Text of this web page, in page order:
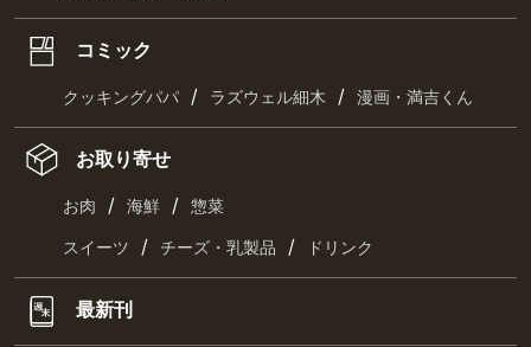
コミック
クッキングパパ / ラズウェル細木 / 漫画・満吉くん
お取り寄せ
お肉 / 海鮮 / 惣菜
スイーツ / チーズ・乳製品 / ドリンク
最新刊